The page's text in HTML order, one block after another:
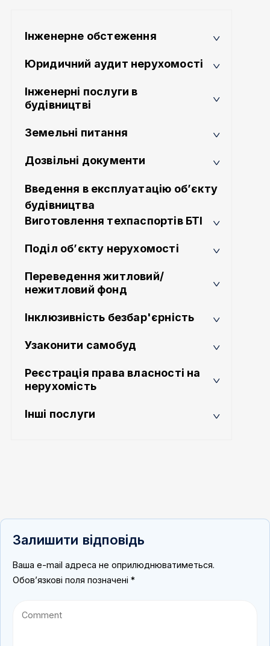
Інженерне обстеження
Юридичний аудит нерухомості
Інженерні послуги в
будівництві
Земельні питання
Дозвільні документи
Введення в експлуатацію об’єкту
будівництва
Виготовлення техпаспортів БТІ
Поділ об’єкту нерухомості
Переведення житловий/
нежитловий фонд
Інклюзивність безбар'єрність
Узаконити самобуд
Реєстрація права власності на
нерухомість
Інші послуги
Залишити відповідь
Ваша e-mail адреса не оприлюднюватиметься.
Обов’язкові поля позначені *